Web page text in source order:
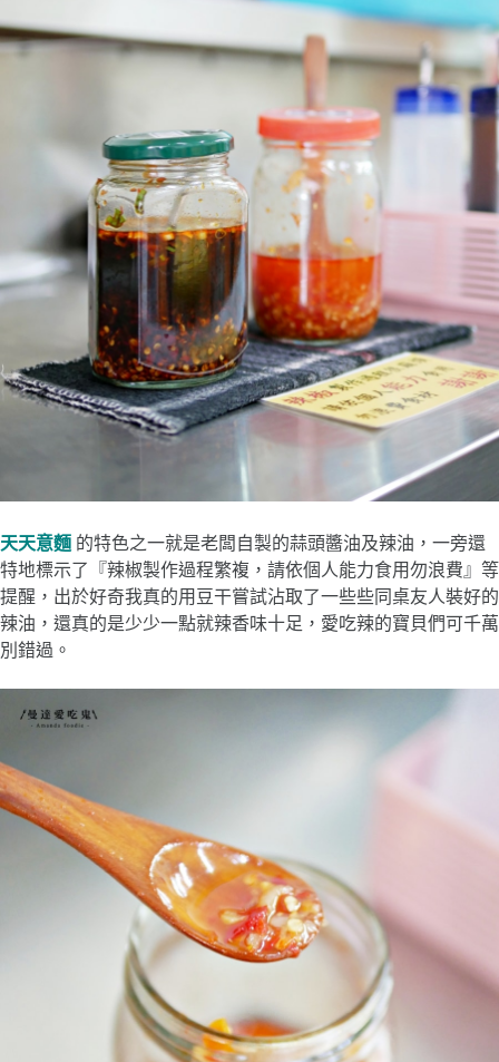
天天意麵 的特色之一就是老闆自製的蒜頭醬油及辣油，一旁還
特地標示了『辣椒製作過程繁複，請依個人能力食用勿浪費』等
提醒，出於好奇我真的用豆干嘗試沾取了一些些同桌友人裝好的
辣油，還真的是少少一點就辣香味十足，愛吃辣的寶貝們可千萬
別錯過。